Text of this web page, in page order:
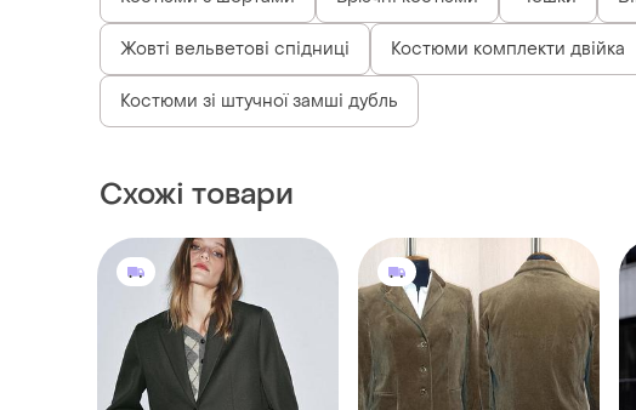
Жовті вельветові спідниці Костюми комплекти двійка
Костюми зі штучної замші дубль
Схожі товари